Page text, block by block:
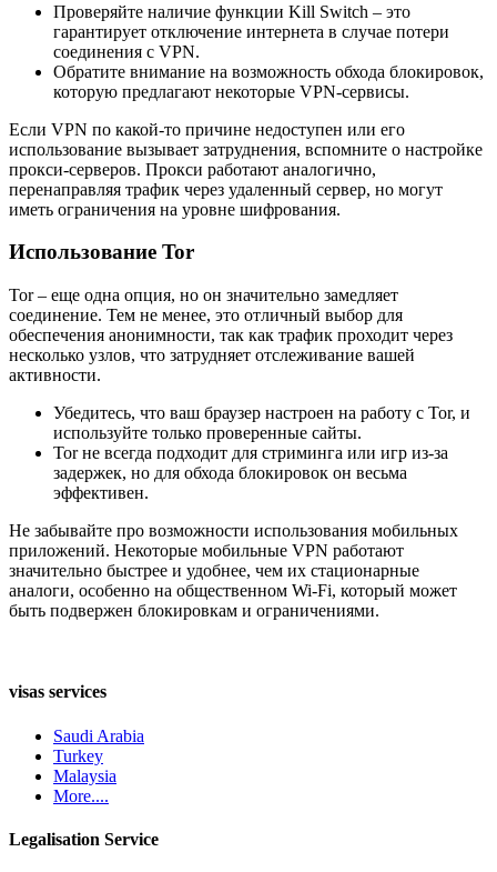
Проверяйте наличие функции Kill Switch – это
гарантирует отключение интернета в случае потери
соединения с VPN.
Обратите внимание на возможность обхода блокировок,
которую предлагают некоторые VPN-сервисы.
Если VPN по какой-то причине недоступен или его
использование вызывает затруднения, вспомните о настройке
прокси-серверов. Прокси работают аналогично,
перенаправляя трафик через удаленный сервер, но могут
иметь ограничения на уровне шифрования.
Использование Tor
Tor – еще одна опция, но он значительно замедляет
соединение. Тем не менее, это отличный выбор для
обеспечения анонимности, так как трафик проходит через
несколько узлов, что затрудняет отслеживание вашей
активности.
Убедитесь, что ваш браузер настроен на работу с Tor, и
используйте только проверенные сайты.
Tor не всегда подходит для стриминга или игр из-за
задержек, но для обхода блокировок он весьма
эффективен.
Не забывайте про возможности использования мобильных
приложений. Некоторые мобильные VPN работают
значительно быстрее и удобнее, чем их стационарные
аналоги, особенно на общественном Wi-Fi, который может
быть подвержен блокировкам и ограничениями.
visas services
Saudi Arabia
Turkey
Malaysia
More....
Legalisation Service